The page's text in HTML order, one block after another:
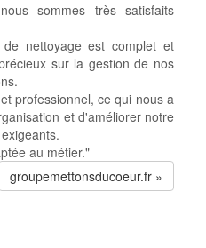
sommes très satisfaits
nettoyage est complet et
sur la gestion de nos
professionnel, ce qui nous a
et d'améliorer notre
au métier."
groupemettonsducoeur.fr »